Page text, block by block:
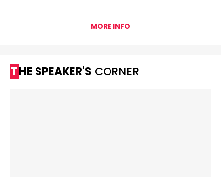
MORE INFO
THE SPEAKER'S CORNER